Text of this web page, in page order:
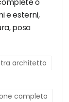
o
e esterni,
posa
architetto
completa